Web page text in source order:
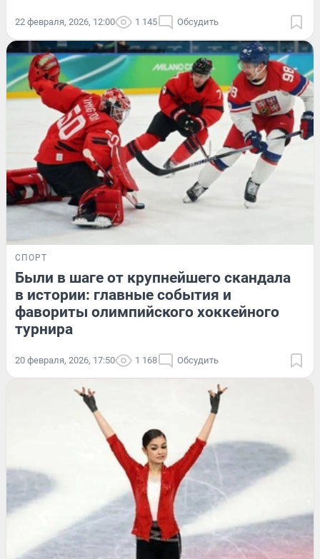
22 февраля, 2026, 12:00 1 145 Обсудить
СПОРТ
Были в шаге от крупнейшего скандала
в истории: главные события и
фавориты олимпийского хоккейного
турнира
20 февраля, 2026, 17:50 1 168 Обсудить